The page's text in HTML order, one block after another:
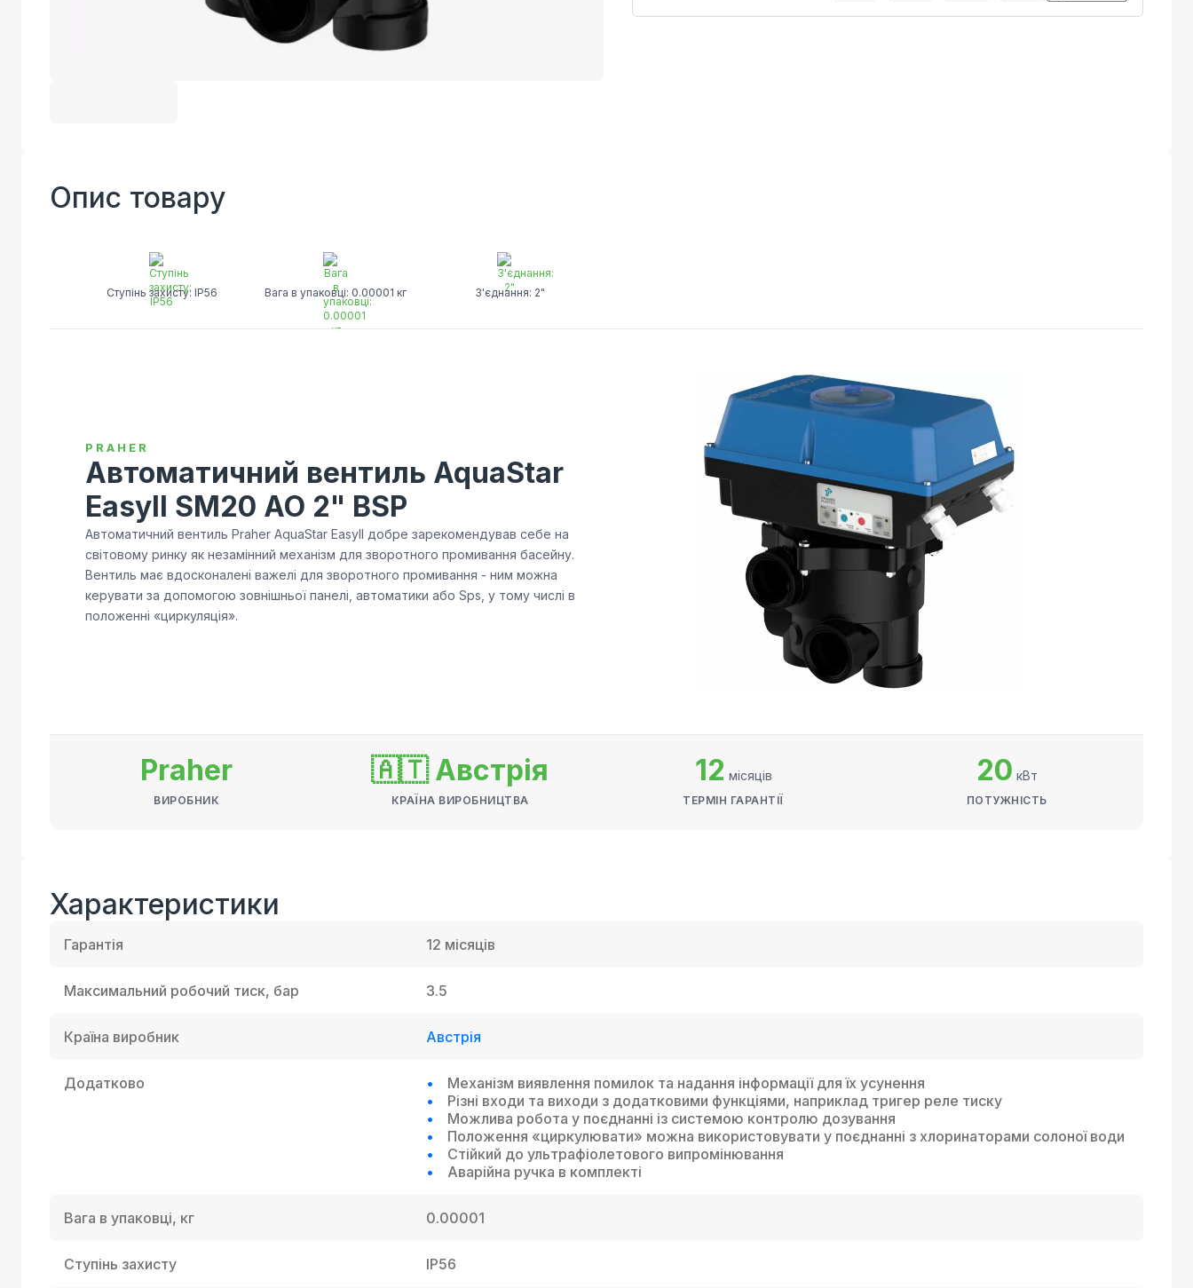
Опис товару
Ступінь захисту: IP56 Вага в упаковці: 0.00001 кг З'єднання: 2"
PRAHER
Автоматичний вентиль AquaStar
EasyII SM20 AO 2" BSP
Автоматичний вентиль Praher AquaStar EasyII добре зарекомендував себе на
світовому ринку як незамінний механізм для зворотного промивання басейну.
Вентиль має вдосконалені важелі для зворотного промивання - ним можна
керувати за допомогою зовнішньої панелі, автоматики або Sps, у тому числі в
положенні «циркуляція».
Praher
ВИРОБНИК
🇦🇹 Австрія
КРАЇНА ВИРОБНИЦТВА
12 місяців
ТЕРМІН ГАРАНТІЇ
20 кВт
ПОТУЖНІСТЬ
Характеристики
Гарантія 12 місяців
Максимальний робочий тиск, бар 3.5
Країна виробник Австрія
Додатково
Механізм виявлення помилок та надання інформації для їх усунення
Різні входи та виходи з додатковими функціями, наприклад тригер реле тиску
Можлива робота у поєднанні із системою контролю дозування
Положення «циркулювати» можна використовувати у поєднанні з хлоринаторами солоної води
Стійкий до ультрафіолетового випромінювання
Аварійна ручка в комплекті
Вага в упаковці, кг 0.00001
Ступінь захисту IP56